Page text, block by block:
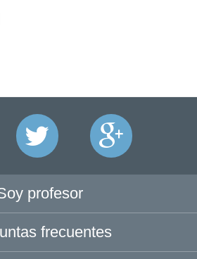
profesor
frecuentes